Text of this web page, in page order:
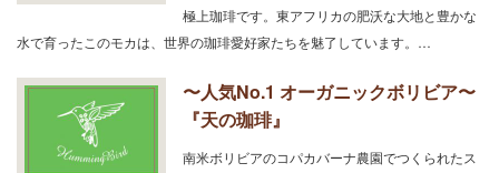
極上珈琲です。東アフリカの肥沃な大地と豊かな
水で育ったこのモカは、世界の珈琲愛好家たちを魅了しています。…
〜人気No.1 オーガニックボリビア〜
『天の珈琲』
南米ボリビアのコパカバーナ農園でつくられたス